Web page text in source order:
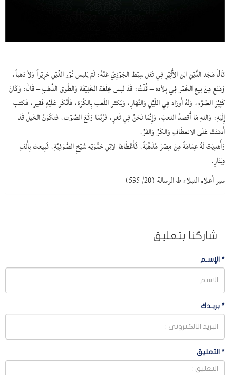
قَالَ مَجْد الدِّيْنِ ابْن الأَثِيْرِ فِي نَقل سِبْط الجَوْزِيّ عَنْهُ: لَمْ يَلبس نُوْر الدِّيْنِ حَرِيْراً وَلاَ ذهباً،
وَمَنَع مِنْ بيع الخَمْر فِي بِلاَده – قُلْتُ: قَدْ لبس خِلْعَة الخَلِيْفَة وَالطّوق الذَّهَبِ – قَالَ: وَكَانَ
كَثِيْرَ الصَّوْم، وَلَهُ أَورَاد فِي اللَّيْلِ وَالنَّهَارِ، وَيُكثر اللّعب بِالكُرَة، فَأَنْكَر عَلَيْهِ فَقير، فَكتب
إِلَيْهِ: وَاللهِ مَا أَقصدُ اللعبَ، وَإِنَّمَا نَحْنُ فِي ثَغرٍ، فَرُبَّمَا وَقَعَ الصَّوْت، فَتكُوْنُ الخَيلُ قَدْ
أَدمَنَتْ عَلَى الانعطَافِ وَالكَرِّ وَالفَرِّ.
وَأُهدِيَتْ لَهُ عِمَامَةٌ مِنْ مِصْرَ مُذَهَّبَةٌ، فَأَعْطَاهَا لابْنِ حَمُّوَيْه شَيْخِ الصُّوْفِيَّةِ، فَبِيعتْ بِأَلفِ
دِيْنَارٍ.
سير أعلام النبلاء ط الرسالة (20/ 535)
شاركنا بتعليق
* الإسـم
* بريـدك
* التعليق